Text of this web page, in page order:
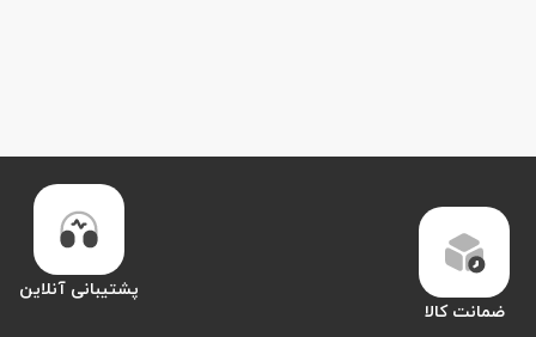
ضمانت کالا
پشتیبانی آنلاین